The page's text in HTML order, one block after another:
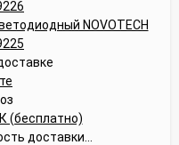
(бесплатно)
доставки...